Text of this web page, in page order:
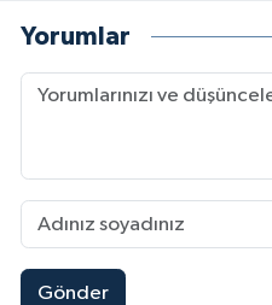
Yorumlar
Gönder